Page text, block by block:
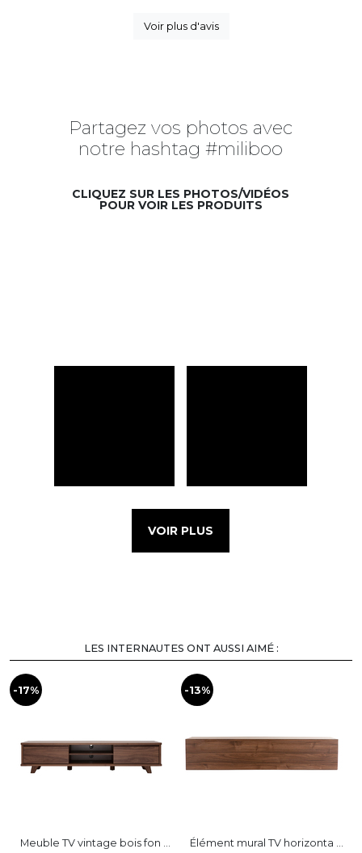
Voir plus d'avis
Partagez vos photos avec
notre hashtag #miliboo
CLIQUEZ SUR LES PHOTOS/VIDÉOS
POUR VOIR LES PRODUITS
VOIR PLUS
LES INTERNAUTES ONT AUSSI AIMÉ :
-17%
Meuble TV vintage bois fon ...
-13%
Élément mural TV horizonta ...